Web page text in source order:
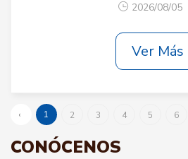
2026/08/05
Ver Más
‹ 1 2 3 4 5 6
CONÓCENOS